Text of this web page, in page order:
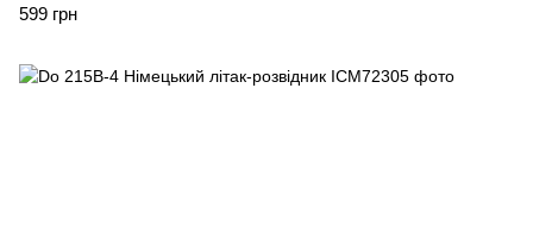
599 грн